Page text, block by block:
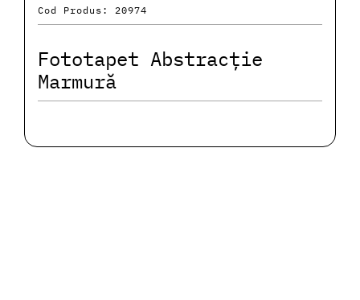
Cod Produs: 20974
Fototapet Abstracție
Marmură